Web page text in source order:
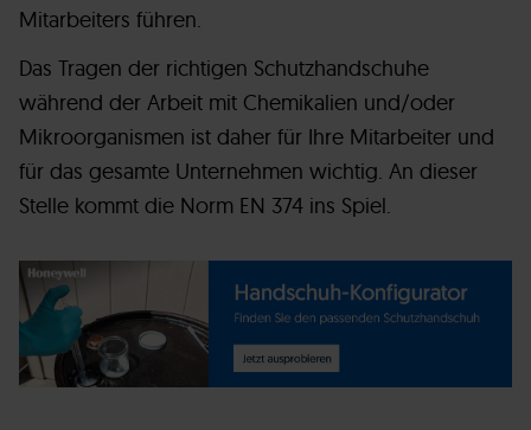
Mitarbeiters führen.
Das Tragen der richtigen Schutzhandschuhe
während der Arbeit mit Chemikalien und/oder
Mikroorganismen ist daher für Ihre Mitarbeiter und
für das gesamte Unternehmen wichtig. An dieser
Stelle kommt die Norm EN 374 ins Spiel.